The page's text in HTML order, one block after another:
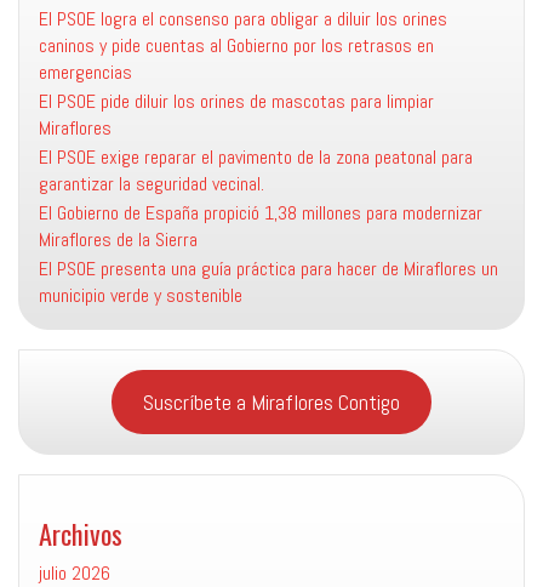
El PSOE logra el consenso para obligar a diluir los orines
caninos y pide cuentas al Gobierno por los retrasos en
emergencias
El PSOE pide diluir los orines de mascotas para limpiar
Miraflores
El PSOE exige reparar el pavimento de la zona peatonal para
garantizar la seguridad vecinal.
El Gobierno de España propició 1,38 millones para modernizar
Miraflores de la Sierra
El PSOE presenta una guía práctica para hacer de Miraflores un
municipio verde y sostenible
Suscríbete a Miraflores Contigo
Archivos
julio 2026